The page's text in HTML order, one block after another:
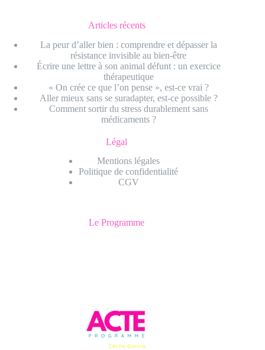
Articles récents
La peur d’aller bien : comprendre et dépasser la
résistance invisible au bien-être
Écrire une lettre à son animal défunt : un exercice
thérapeutique
« On crée ce que l’on pense », est-ce vrai ?
Aller mieux sans se suradapter, est-ce possible ?
Comment sortir du stress durablement sans
médicaments ?
Légal
Mentions légales
Politique de confidentialité
CGV
Le Programme